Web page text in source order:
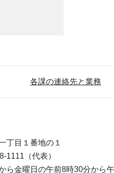
各課の連絡先と業務
丁目１番地の１
1111（代表）
ら金曜日の午前8時30分から